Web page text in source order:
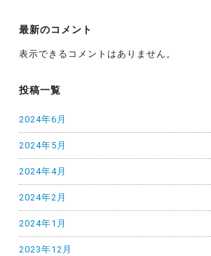
最新のコメント
表示できるコメントはありません。
投稿一覧
2024年6月
2024年5月
2024年4月
2024年2月
2024年1月
2023年12月